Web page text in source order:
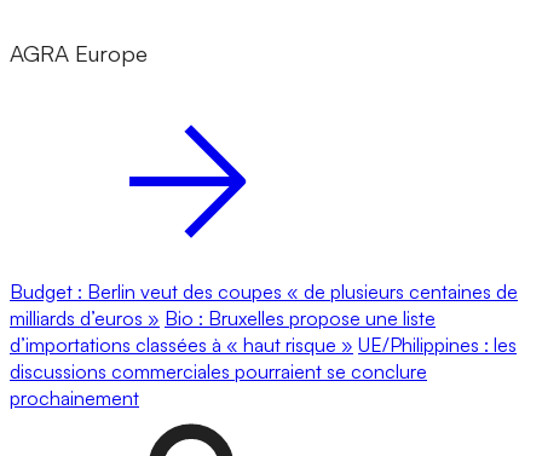
AGRA Europe
Budget : Berlin veut des coupes « de plusieurs centaines de
milliards d’euros » Bio : Bruxelles propose une liste
d’importations classées à « haut risque » UE/Philippines : les
discussions commerciales pourraient se conclure
prochainement